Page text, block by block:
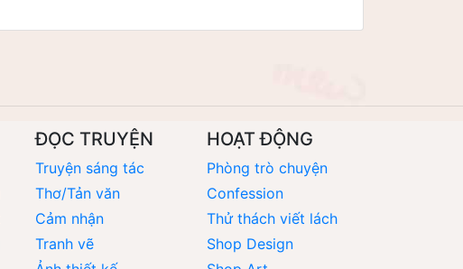
ĐỌC TRUYỆN
Truyện sáng tác
Thơ/Tản văn
Cảm nhận
Tranh vẽ
HOẠT ĐỘNG
Phòng trò chuyện
Confession
Thử thách viết lách
Shop Design